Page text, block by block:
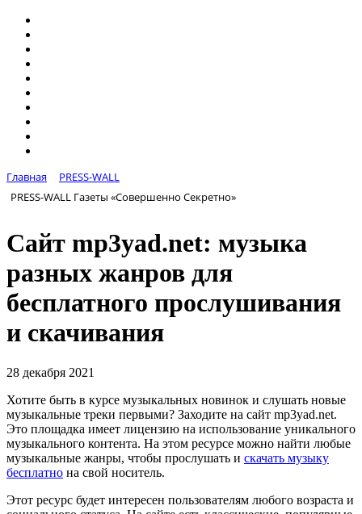
Главная
PRESS-WALL
PRESS-WALL Газеты «Совершенно Секретно»
Сайт mp3yad.net: музыка
разных жанров для
бесплатного прослушивания
и скачивания
28 декабря 2021
Хотите быть в курсе музыкальных новинок и слушать новые
музыкальные треки первыми? Заходите на сайт mp3yad.net.
Это площадка имеет лицензию на использование уникального
музыкального контента. На этом ресурсе можно найти любые
музыкальные жанры, чтобы прослушать и скачать музыку
бесплатно на свой носитель.
Этот ресурс будет интересен пользователям любого возраста и